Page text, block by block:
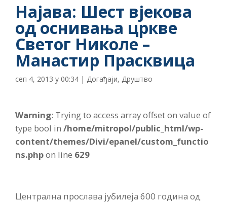
Најава: Шест вјекова
од оснивања цркве
Светог Николе –
Манастир Прасквица
сеп 4, 2013 у 00:34 | Догађаји, Друштво
Warning: Trying to access array offset on value of
type bool in /home/mitropol/public_html/wp-
content/themes/Divi/epanel/custom_functio
ns.phpon line 629
Цен­трал­на про­сла­ва ју­би­ле­ја 600 година од